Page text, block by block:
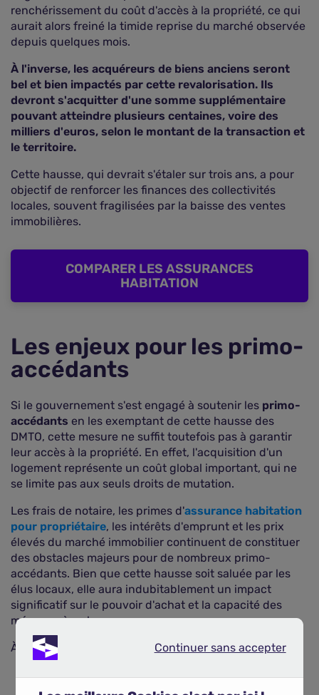
renchérissement du coût d'accès à la propriété, ce qui
aurait alors freiné la timide reprise du marché observée
depuis quelques mois.
À l'inverse, les acquéreurs de biens anciens seront
bel et bien impactés par cette revalorisation. Ils
devront s'acquitter d'une somme supplémentaire
pouvant atteindre plusieurs centaines, voire des
milliers d'euros, selon le montant de la transaction et
le territoire.
Cette hausse, qui devrait s'étaler sur trois ans, a pour
objectif de renforcer les finances des collectivités
locales, souvent fragilisées par la baisse des ventes
immobilières.
COMPARER LES ASSURANCES
HABITATION
Les enjeux pour les primo-
accédants
Si le gouvernement s'est engagé à soutenir les primo-
accédants en les exemptant de cette hausse des
DMTO, cette mesure ne suffit toutefois pas à garantir
leur accès à la propriété. En effet, l'acquisition d'un
logement représente un coût global important, qui ne
se limite pas aux seuls droits de mutation.
Les frais de notaire, les primes d'assurance habitation
pour propriétaire, les intérêts d'emprunt et les prix
élevés du marché immobilier continuent de constituer
des obstacles majeurs pour de nombreux primo-
accédants. Bien que cette hausse soit saluée par les
élus locaux, elle aura indubitablement un impact
significatif sur le pouvoir d'achat et la capacité des
ménages à se loger.
À retenir
La hausse des droits de mutation en 2025 touchera
principalement les acquéreurs de biens anciens.
Continuer sans accepter
Continuer sans accepter